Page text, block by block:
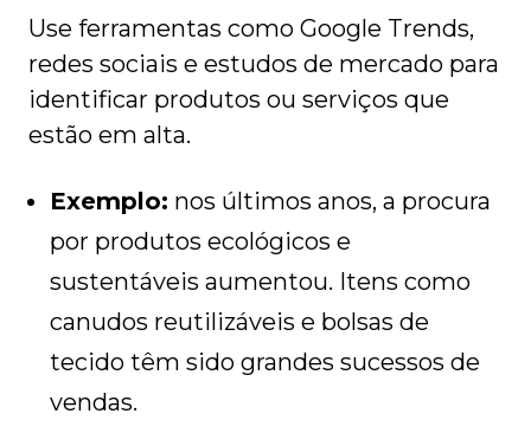
Use ferramentas como Google Trends,
redes sociais e estudos de mercado para
identificar produtos ou serviços que
estão em alta.
Exemplo: nos últimos anos, a procura
por produtos ecológicos e
sustentáveis aumentou. Itens como
canudos reutilizáveis e bolsas de
tecido têm sido grandes sucessos de
vendas.